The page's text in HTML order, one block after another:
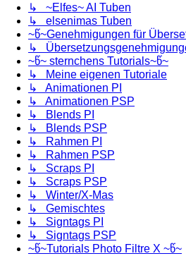
↳ ~Elfes~ AI Tuben
↳ elsenimas Tuben
~წ~Genehmigungen für
↳
~წ~ sternchens Tutorials~წ~
↳ Meine eigenen Tutoriale
↳ Animationen PI
↳ Animationen PSP
↳ Blends PI
↳ Blends PSP
↳ Rahmen PI
↳ Rahmen PSP
↳ Scraps PI
↳ Scraps PSP
↳ Winter/X-Mas
↳ Gemischtes
↳ Signtags PI
↳ Signtags PSP
~წ~Tutorials Photo Filtre X ~წ~